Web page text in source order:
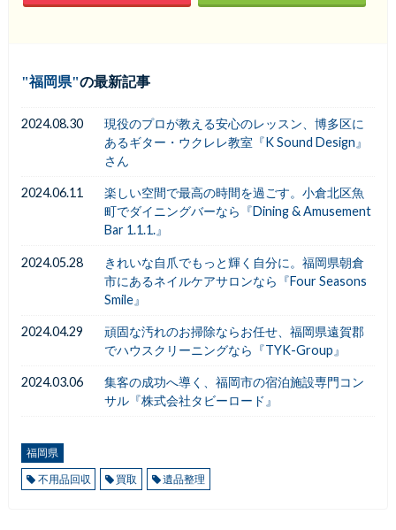
福岡県 の最新記事
2024.08.30
現役のプロが教える安心のレッスン、博多区に
あるギター・ウクレレ教室『K Sound Design』
さん
2024.06.11
楽しい空間で最高の時間を過ごす。小倉北区魚
町でダイニングバーなら『Dining & Amusement
Bar 1.1.1.』
2024.05.28
きれいな自爪でもっと輝く自分に。福岡県朝倉
市にあるネイルケアサロンなら『Four Seasons
Smile』
2024.04.29
頑固な汚れのお掃除ならお任せ、福岡県遠賀郡
でハウスクリーニングなら『TYK-Group』
2024.03.06
集客の成功へ導く、福岡市の宿泊施設専門コン
サル『株式会社タビーロード』
福岡県
不用品回収
買取 遺品整理